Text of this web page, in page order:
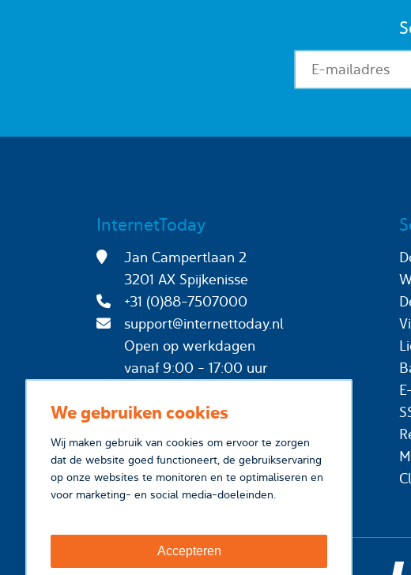
We gebruiken cookies
Wij maken gebruik van cookies om ervoor te zorgen
dat de website goed functioneert, de gebruikservaring
op onze websites te monitoren en te optimaliseren en
voor marketing- en social media-doeleinden.
Accepteren
InternetToday
Jan Campertlaan 2
3201 AX Spijkenisse
+31 (0)88-7507000
support@internettoday.nl
Open op werkdagen
vanaf 9:00 - 17:00 uur